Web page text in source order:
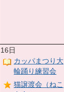
16日
カッパまつり大
輪踊り練習会
猫譲渡会（ねこ